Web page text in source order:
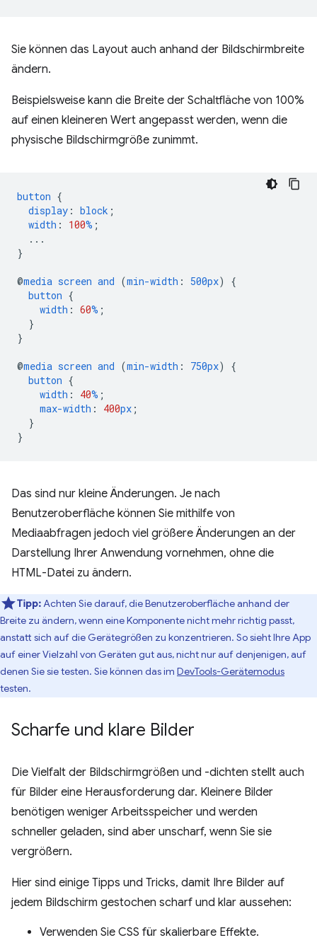
Sie können das Layout auch anhand der Bildschirmbreite
ändern.
Beispielsweise kann die Breite der Schaltfläche von 100%
auf einen kleineren Wert angepasst werden, wenn die
physische Bildschirmgröße zunimmt.
button {
display : block ;
width : 100% ;
...
}
@media screen and (min-width : 500px)
{
button {
width : 60% ;
}
}
@media screen and (min-width : 750px)
{
button {
width : 40% ;
max-width : 400px ;
}
}
Das sind nur kleine Änderungen. Je nach
Benutzeroberfläche können Sie mithilfe von
Mediaabfragen jedoch viel größere Änderungen an der
Darstellung Ihrer Anwendung vornehmen, ohne die
HTML-Datei zu ändern.
Tipp:Achten Sie darauf, die Benutzeroberfläche anhand der
Breite zu ändern, wenn eine Komponente nicht mehr richtig passt,
anstatt sich auf die Gerätegrößen zu konzentrieren. So sieht Ihre App
auf einer Vielzahl von Geräten gut aus, nicht nur auf denjenigen, auf
denen Sie sie testen. Sie können das im DevTools-Gerätemodus
testen.
Scharfe und klare Bilder
Die Vielfalt der Bildschirmgrößen und -dichten stellt auch
für Bilder eine Herausforderung dar. Kleinere Bilder
benötigen weniger Arbeitsspeicher und werden
schneller geladen, sind aber unscharf, wenn Sie sie
vergrößern.
Hier sind einige Tipps und Tricks, damit Ihre Bilder auf
jedem Bildschirm gestochen scharf und klar aussehen:
Verwenden Sie CSS für skalierbare Effekte.